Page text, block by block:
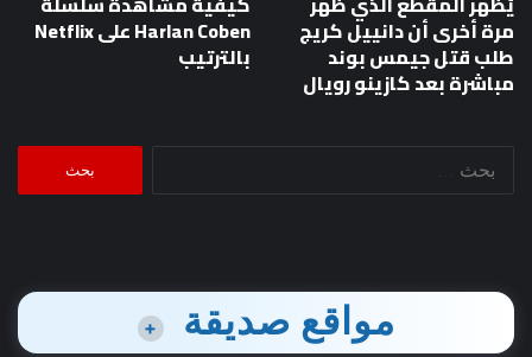
مرة أخرى أن دانييل كريج
طلب قتل جيمس بوند
مباشرة بعد كازينو رويال
Harlan Coben على Netflix
بالترتيب
مواقع صديقة +